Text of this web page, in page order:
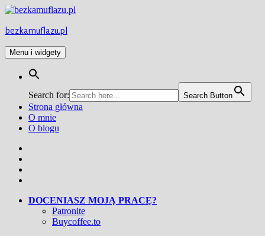
Przejdź
treści
bezkamuflazu.pl
Menu i widgety
Search for: Search Button
Strona główna
O mnie
O blogu
DOCENIASZ MOJĄ PRACĘ?
Patronite
Buycoffee.to